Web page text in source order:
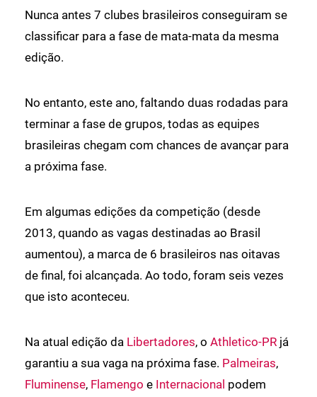
Nunca antes 7 clubes brasileiros conseguiram se
classificar para a fase de mata-mata da mesma
edição.
No entanto, este ano, faltando duas rodadas para
terminar a fase de grupos, todas as equipes
brasileiras chegam com chances de avançar para
a próxima fase.
Em algumas edições da competição (desde
2013, quando as vagas destinadas ao Brasil
aumentou), a marca de 6 brasileiros nas oitavas
de final, foi alcançada. Ao todo, foram seis vezes
que isto aconteceu.
Na atual edição da Libertadores, o Athletico-PR já
garantiu a sua vaga na próxima fase. Palmeiras,
Fluminense, Flamengo e Internacional podem